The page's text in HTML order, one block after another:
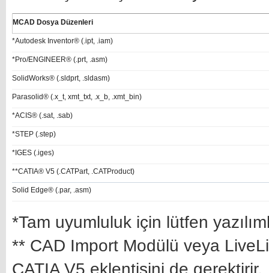
MCAD Dosya Düzenleri
*Autodesk Inventor® (.ipt, .iam)
*Pro/ENGINEER® (.prt, .asm)
SolidWorks® (.sldprt, .sldasm)
Parasolid® (.x_t, xmt_txt, .x_b, .xmt_bin)
*ACIS® (.sat, .sab)
*STEP (.step)
*IGES (.iges)
**CATIA® V5 (.CATPart, .CATProduct)
Solid Edge® (.par, .asm)
*Tam uyumluluk için lütfen
** CAD Import Modülü veya
CATIA V5 eklentisini de gerektirir.